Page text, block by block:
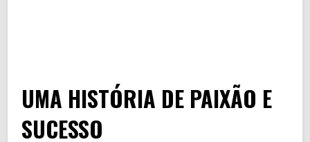
UMA HISTÓRIA DE PAIXÃO E
SUCESSO